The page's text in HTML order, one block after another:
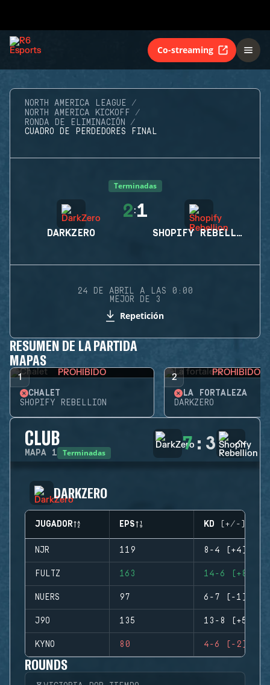
Co-streaming
NORTH AMERICA LEAGUE
NORTH AMERICA KICKOFF
RONDA DE ELIMINACIÓN
CUADRO DE PERDEDORES FINAL
Terminadas
DARKZERO
2:1
SHOPIFY REBELLION
24 DE ABRIL A LAS 0:00
MEJOR DE 3
Repetición
RESUMEN DE LA PARTIDA
MAPAS
1 PROHIBIDO
CHALET
SHOPIFY REBELLION
2 PROHIBIDO
LA FORTALEZA
DARKZERO
CLUB
MAPA 1 Terminadas 7: 3
DARKZERO
JUGADOR EPS KD (+/-)
NJR 119 8-4 (+4)
FULTZ 163 14-6 (+8)
NUERS 97 6-7 (-1)
J9O 135 13-8 (+5)
KYNO 80 4-6 (-2)
ROUNDS